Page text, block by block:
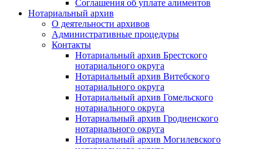
Соглашения об уплате алиментов
Нотариальный архив
О деятельности архивов
Административные процедуры
Контакты
Нотариальный архив Брестского
нотариального округа
Нотариальный архив Витебского
нотариального округа
Нотариальный архив Гомельского
нотариального округа
Нотариальный архив Гродненского
нотариального округа
Нотариальный архив Могилевского